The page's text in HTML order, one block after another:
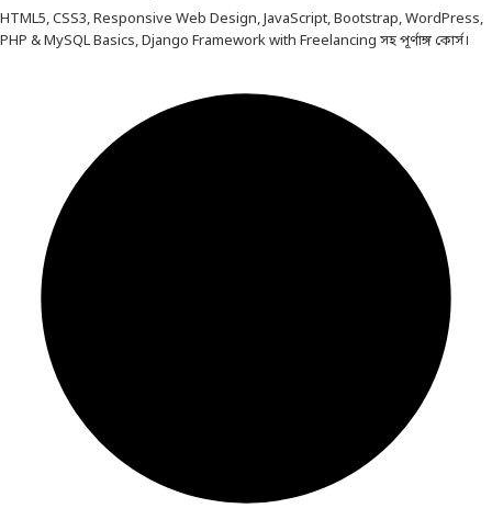
HTML5, CSS3, Responsive Web Design, JavaScript, Bootstrap, WordPress,
PHP & MySQL Basics, Django Framework with Freelancing সহ পূর্ণাঙ্গ কোর্স।